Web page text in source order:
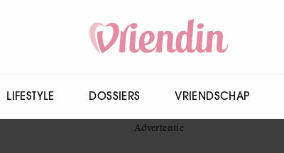
LIFESTYLE DOSSIERS VRIENDSCHAP